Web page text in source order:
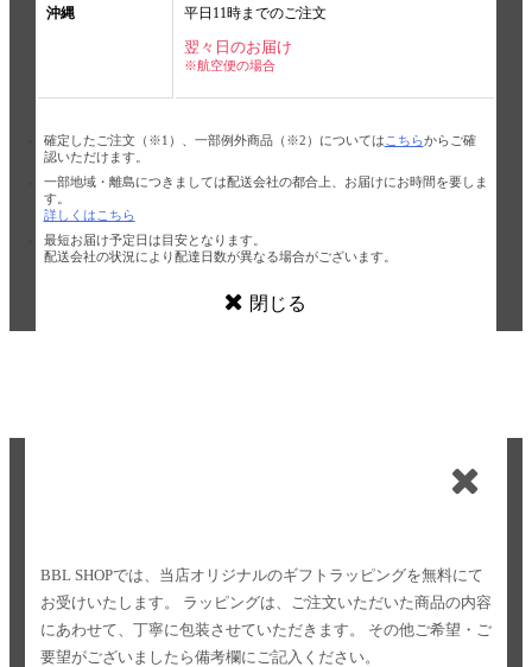
沖縄 平日11時までのご注文
翌々日のお届け
※航空便の場合
確定したご注文（※1）、一部例外商品（※2）については こちらからご確
認いただけます。
一部地域・離島につきましては配送会社の都合上、お届けにお時間を要しま
す。
詳しくはこちら
最短お届け予定日は目安となります。
配送会社の状況により配達日数が異なる場合がございます。
閉じる
BBL SHOPでは、当店オリジナルのギフトラッピングを無料にて
お受けいたします。
ラッピングは、ご注文いただいた商品の内容
にあわせて、丁寧に包装させていただきます。
その他ご希望・ご
要望がございましたら備考欄にご記入ください。